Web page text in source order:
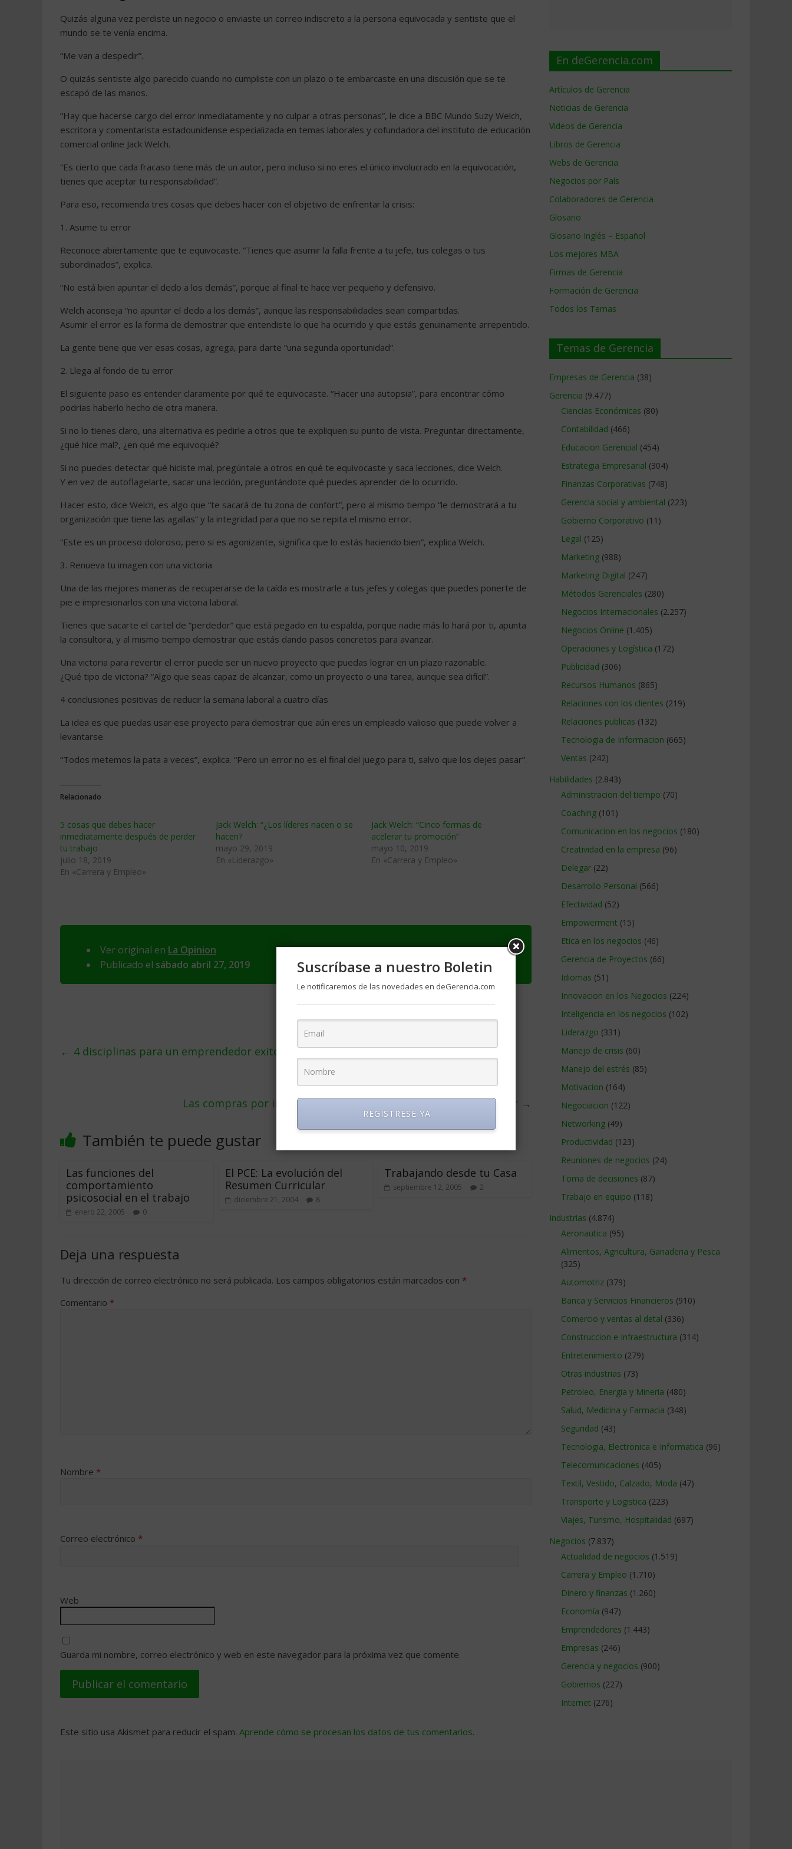
Quizás alguna vez perdiste un negocio o enviaste un correo indiscreto a la persona equivocada y sentiste que el
mundo se te venía encima.
“Me van a despedir”.
O quizás sentiste algo parecido cuando no cumpliste con un plazo o te embarcaste en una discusión que se te
escapó de las manos.
“Hay que hacerse cargo del error inmediatamente y no culpar a otras personas”, le dice a BBC Mundo Suzy Welch,
escritora y comentarista estadounidense especializada en temas laborales y cofundadora del instituto de educación
comercial online Jack Welch.
“Es cierto que cada fracaso tiene más de un autor, pero incluso si no eres el único involucrado en la equivocación,
tienes que aceptar tu responsabilidad”.
Para eso, recomienda tres cosas que debes hacer con el objetivo de enfrentar la crisis:
1. Asume tu error
Reconoce abiertamente que te equivocaste. “Tienes que asumir la falla frente a tu jefe, tus colegas o tus
subordinados”, explica.
“No está bien apuntar el dedo a los demás”, porque al final te hace ver pequeño y defensivo.
Welch aconseja “no apuntar el dedo a los demás”, aunque las responsabilidades sean compartidas.
Asumir el error es la forma de demostrar que entendiste lo que ha ocurrido y que estás genuinamente arrepentido.
La gente tiene que ver esas cosas, agrega, para darte “una segunda oportunidad”.
2. Llega al fondo de tu error
El siguiente paso es entender claramente por qué te equivocaste. “Hacer una autopsia”, para encontrar cómo
podrías haberlo hecho de otra manera.
Si no lo tienes claro, una alternativa es pedirle a otros que te expliquen su punto de vista. Preguntar directamente,
¿qué hice mal?, ¿en qué me equivoqué?
Si no puedes detectar qué hiciste mal, pregúntale a otros en qué te equivocaste y saca lecciones, dice Welch.
Y en vez de autoflagelarte, sacar una lección, preguntándote qué puedes aprender de lo ocurrido.
Hacer esto, dice Welch, es algo que “te sacará de tu zona de confort”, pero al mismo tiempo “le demostrará a tu
organización que tiene las agallas“ y la integridad para que no se repita el mismo error.
“Este es un proceso doloroso, pero si es agonizante, significa que lo estás haciendo bien”, explica Welch.
3. Renueva tu imagen con una victoria
Una de las mejores maneras de recuperarse de la caída es mostrarle a tus jefes y colegas que puedes ponerte de
pie e impresionarlos con una victoria laboral.
Tienes que sacarte el cartel de “perdedor” que está pegado en tu espalda, porque nadie más lo hará por ti, apunta
la consultora, y al mismo tiempo demostrar que estás dando pasos concretos para avanzar.
Una victoria para revertir el error puede ser un nuevo proyecto que puedas lograr en un plazo razonable.
¿Qué tipo de victoria? “Algo que seas capaz de alcanzar, como un proyecto o una tarea, aunque sea difícil”.
4 conclusiones positivas de reducir la semana laboral a cuatro días
La idea es que puedas usar ese proyecto para demostrar que aún eres un empleado valioso que puede volver a
levantarse.
“Todos metemos la pata a veces”, explica. “Pero un error no es el final del juego para ti, salvo que los dejes pasar”.
Relacionado
5 cosas que debes hacer
inmediatamente después de perder
tu trabajo
julio 18, 2019
En «Carrera y Empleo»
Jack Welch: “¿Los líderes nacen o se
hacen?
mayo 29, 2019
En «Liderazgo»
Jack Welch: “Cinco formas de
acelerar tu promoción”
mayo 10, 2019
En «Carrera y Empleo»
Ver original en La Opinion
Publicado el sábado abril 27, 2019
← 4 disciplinas para un emprendedor exitoso
Las compras por internet cada vez son más atractivas en Ecuador →
También te puede gustar
Las funciones del
comportamiento
psicosocial en el trabajo
enero 22, 2005 0
El PCE: La evolución del
Resumen Curricular
diciembre 21, 2004 8
Trabajando desde tu Casa
septiembre 12, 2005 2
Deja una respuesta
Tu dirección de correo electrónico no será publicada. Los campos obligatorios están marcados con *
Comentario *
Nombre *
Correo electrónico *
Web
Guarda mi nombre, correo electrónico y web en este navegador para la próxima vez que comente.
Este sitio usa Akismet para reducir el spam. Aprende cómo se procesan los datos de tus comentarios.
En deGerencia.com
Artículos de Gerencia
Noticias de Gerencia
Videos de Gerencia
Libros de Gerencia
Webs de Gerencia
Negocios por País
Colaboradores de Gerencia
Glosario
Glosario Inglés – Español
Los mejores MBA
Firmas de Gerencia
Formación de Gerencia
Todos los Temas
Temas de Gerencia
Empresas de Gerencia (38)
Gerencia (9.477)
Ciencias Económicas (80)
Contabilidad (466)
Educacion Gerencial (454)
Estrategia Empresarial (304)
Finanzas Corporativas (748)
Gerencia social y ambiental (223)
Gobierno Corporativo (11)
Legal (125)
Marketing (988)
Marketing Digital (247)
Métodos Gerenciales (280)
Negocios Internacionales (2.257)
Negocios Online (1.405)
Operaciones y Logística (172)
Publicidad (306)
Recursos Humanos (865)
Relaciones con los clientes (219)
Relaciones publicas (132)
Tecnologia de Informacion (665)
Ventas (242)
Habilidades (2.843)
Administracion del tiempo (70)
Coaching (101)
Comunicacion en los negocios (180)
Creatividad en la empresa (96)
Delegar (22)
Desarrollo Personal (566)
Efectividad (52)
Empowerment (15)
Etica en los negocios (46)
Gerencia de Proyectos (66)
Idiomas (51)
Innovacion en los Negocios (224)
Inteligencia en los negocios (102)
Liderazgo (331)
Manejo de crisis (60)
Manejo del estrés (85)
Motivacion (164)
Negociacion (122)
Networking (49)
Productividad (123)
Reuniones de negocios (24)
Toma de decisiones (87)
Trabajo en equipo (118)
Industrias (4.874)
Aeronautica (95)
Alimentos, Agricultura, Ganaderia y Pesca
(325)
Automotriz (379)
Banca y Servicios Financieros (910)
Comercio y ventas al detal (336)
Construccion e Infraestructura (314)
Entretenimiento (279)
Otras industrias (73)
Petroleo, Energia y Mineria (480)
Salud, Medicina y Farmacia (348)
Seguridad (43)
Tecnologia, Electronica e Informatica (96)
Telecomunicaciones (405)
Textil, Vestido, Calzado, Moda (47)
Transporte y Logistica (223)
Viajes, Turismo, Hospitalidad (697)
Negocios (7.837)
Actualidad de negocios (1.519)
Carrera y Empleo (1.710)
Dinero y finanzas (1.260)
Economía (947)
Emprendedores (1.443)
Empresas (246)
Gerencia y negocios (900)
Gobiernos (227)
Internet (276)
Suscríbase a nuestro Boletin
Le notificaremos de las novedades en deGerencia.com
REGISTRESE YA